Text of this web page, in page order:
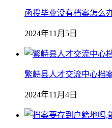
函授毕业没有档案怎么
2024年11月5日
繁峙县人才交流中心档
2024年11月4日